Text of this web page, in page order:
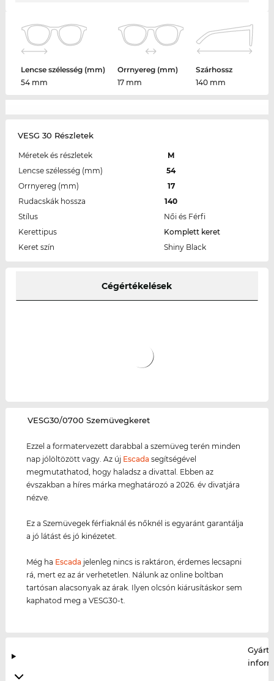
Lencse szélesség (mm)
54 mm
Orrnyereg (mm)
17 mm
Szárhossz
140 mm
VESG 30 Részletek
Méretek és részletek
M
Lencse szélesség (mm)
54
Orrnyereg (mm)
17
Rudacskák hossza
140
Stílus
Női és Férfi
Kerettipus
Komplett keret
Keret szín
Shiny Black
Cégértékelések
‌VESG30/0700 Szemüvegkeret
Ezzel a formatervezett darabbal a szemüveg terén minden
nap jólöltözött vagy. Az új Escada segítségével
megmutathatod, hogy haladsz a divattal. Ebben az
évszakban a híres márka meghatározó a 2026. év divatjára
nézve.
Ez a Szemüvegek férfiaknál és nőknél is egyaránt garantálja
a jó látást és jó kinézetet.
Még ha Escada jelenleg nincs is raktáron, érdemes lecsapni
rá, mert ez az ár verhetetlen. Nálunk az online boltban
tartósan alacsonyak az árak. Ilyen olcsón kiárusításkor sem
kaphatod meg a VESG30-t.